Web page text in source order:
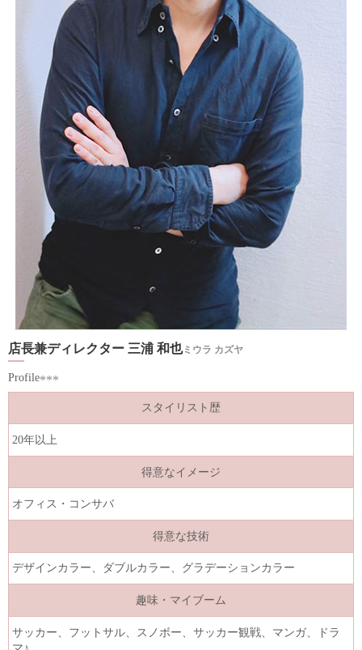
店長兼ディレクター 三浦 和也ミウラ カズヤ
Profile
スタイリスト歴
20年以上
得意なイメージ
オフィス・コンサバ
得意な技術
デザインカラー、ダブルカラー、グラデーションカラー
趣味・マイブーム
サッカー、フットサル、スノボー、サッカー観戦、マンガ、ドラ